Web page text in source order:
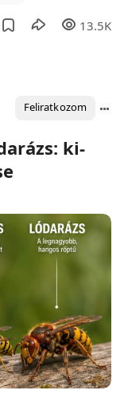
13.5K
Feliratkozom
ki-